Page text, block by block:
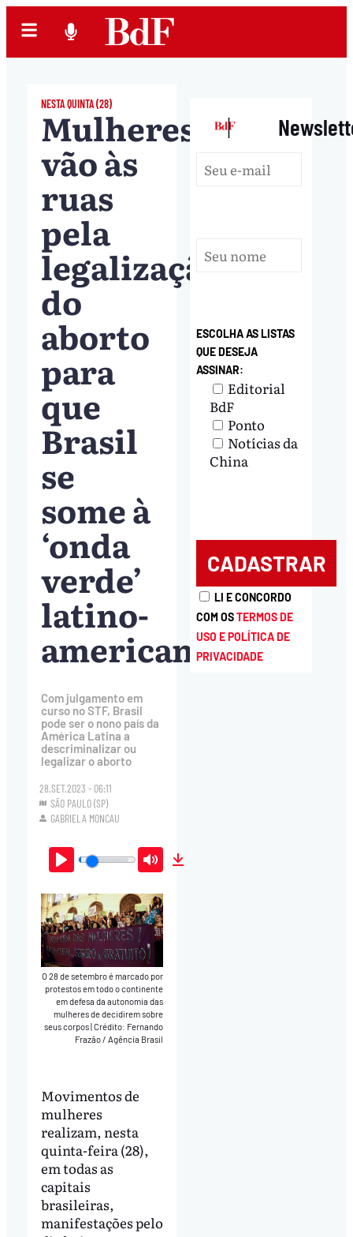
NESTA QUINTA (28)
Mulheres
vão às
ruas
pela
legalização
do
aborto
para
que
Brasil
se
some à
‘onda
verde’
latino-
americana
Com julgamento em
curso no STF, Brasil
pode ser o nono país da
América Latina a
descriminalizar ou
legalizar o aborto
28.SET.2023 - 06:11
SÃO PAULO (SP)
GABRIELA MONCAU
Play Mute
O 28 de setembro é marcado por
protestos em todo o continente
em defesa da autonomia das
mulheres de decidirem sobre
seus corpos|Crédito: Fernando
Frazão / Agência Brasil
Movimentos de
mulheres
realizam, nesta
quinta-feira (28),
em todas as
capitais
brasileiras,
manifestações pelo
|
ESCOLHA AS LISTAS
QUE DESEJA
ASSINAR:
Editorial
BdF
Ponto
Notícias da
China
LI E CONCORDO
COM OSTERMOS DE
USO E POLÍTICA DE
PRIVACIDADE